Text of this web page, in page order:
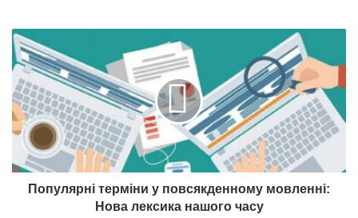
Популярні
терміни
у
повсякденному
мовленні:
Нова
лексика
нашого
часу
Популярні терміни у повсякденному мовленні:
Нова лексика нашого часу